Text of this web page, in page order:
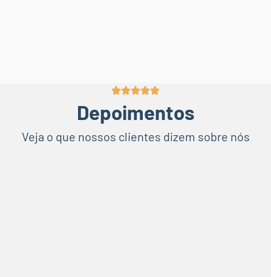
Depoimentos
Veja o que nossos clientes dizem sobre nós